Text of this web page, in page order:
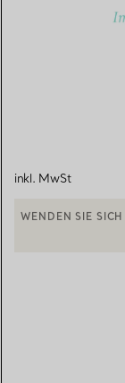
inkl. MwSt